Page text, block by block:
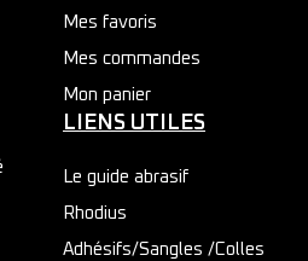
Mes favoris
Mes commandes
Mon panier
LIENS UTILES
Le guide abrasif
Rhodius
Adhésifs/Sangles /Colles